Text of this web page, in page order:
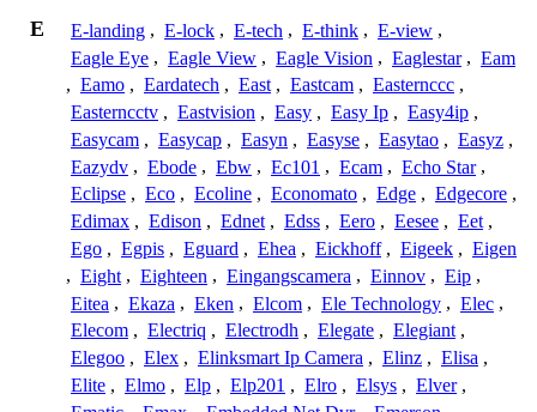
E E-landing , E-lock , E-tech , E-think , E-view ,
Eagle Eye , Eagle View , Eagle Vision , Eaglestar , Eam
, Eamo , Eardatech , East , Eastcam , Easternccc ,
Easterncctv , Eastvision , Easy , Easy Ip , Easy4ip ,
Easycam , Easycap , Easyn , Easyse , Easytao , Easyz ,
Eazydv , Ebode , Ebw , Ec101 , Ecam , Echo Star ,
Eclipse , Eco , Ecoline , Economato , Edge , Edgecore ,
Edimax , Edison , Ednet , Edss , Eero , Eesee , Eet ,
Ego , Egpis , Eguard , Ehea , Eickhoff , Eigeek , Eigen
, Eight , Eighteen , Eingangscamera , Einnov , Eip ,
Eitea , Ekaza , Eken , Elcom , Ele Technology , Elec ,
Elecom , Electriq , Electrodh , Elegate , Elegiant ,
Elegoo , Elex , Elinksmart Ip Camera , Elinz , Elisa ,
Elite , Elmo , Elp , Elp201 , Elro , Elsys , Elver ,